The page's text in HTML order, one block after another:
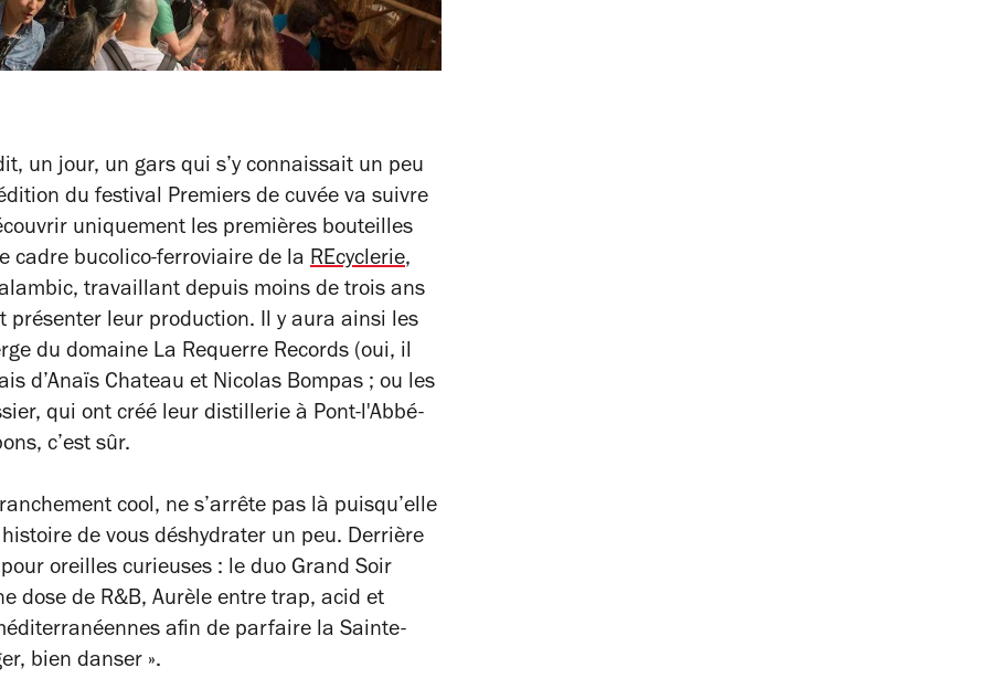
un jour, un gars qui s’y connaissait un peu
du festival Premiers de cuvée va suivre
uniquement les premières bouteilles
cadre bucolico-ferroviaire de la REcyclerie,
travaillant depuis moins de trois ans
présenter leur production. Il y aura ainsi les
du domaine La Requerre Records (oui, il
d’Anaïs Chateau et Nicolas Bompas ; ou les
qui ont créé leur distillerie à Pont-l'Abbé-
c’est sûr.
cool, ne s’arrête pas là puisqu’elle
de vous déshydrater un peu. Derrière
oreilles curieuses : le duo Grand Soir
dose de R&B, Aurèle entre trap, acid et
afin de parfaire la Sainte-
bien danser ».